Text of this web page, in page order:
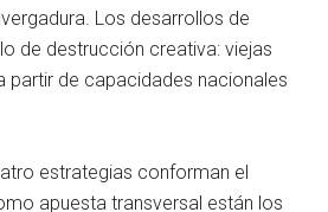
Los desarrollos de
de destrucción creativa: viejas
partir de capacidades nacionales
estrategias conforman el
apuesta transversal están los